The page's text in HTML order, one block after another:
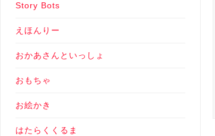
Story Bots
えほんりー
おかあさんといっしょ
おもちゃ
お絵かき
はたらくくるま